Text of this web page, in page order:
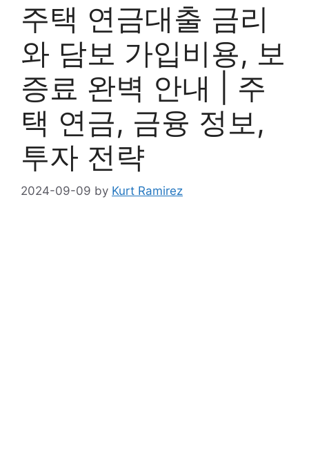
주택 연금대출 금리
와 담보 가입비용, 보
증료 완벽 안내 | 주
택 연금, 금융 정보,
투자 전략
2024-09-09 by Kurt Ramirez